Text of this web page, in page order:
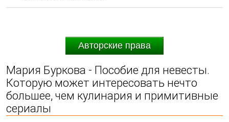
Авторские права
Мария Буркова - Пособие для невесты.
Которую может интересовать нечто
большее, чем кулинария и примитивные
сериалы